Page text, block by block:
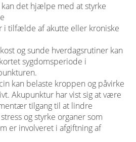
det hjælpe med at styrke
i tilfælde af akutte eller kroniske
og sunde hverdagsrutiner kan
sygdomsperiode i
kan belaste kroppen og påvirke
Akupunktur har vist sig at være
tilgang til at lindre
og styrke organer som
er involveret i afgiftning af